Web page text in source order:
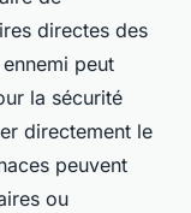
directes des
peut
la sécurité
directement le
peuvent
ou